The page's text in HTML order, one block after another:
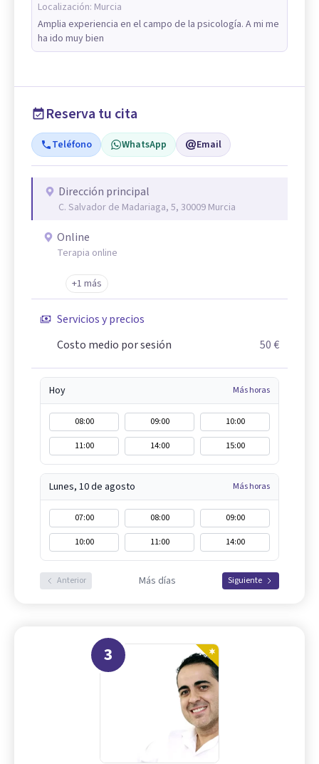
Localización: Murcia
Amplia experiencia en el campo de la psicología. A mi me
ha ido muy bien
Reserva tu cita
Teléfono WhatsApp Email
Dirección principal
C. Salvador de Madariaga, 5, 30009 Murcia
Online
Terapia online
+1 más
Servicios y precios
Costo medio por sesión
50 €
Hoy Más horas
08:00 09:00
10:00
11:00
14:00 15:00
Lunes, 10 de agosto Más horas
07:00 08:00
09:00
10:00
11:00 14:00
Anterior Más días Siguiente
3